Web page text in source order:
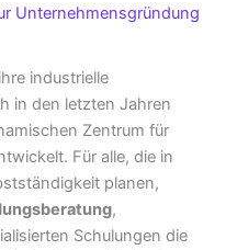
Unternehmensgründung
industrielle
in den letzten Jahren
Zentrum für
Für alle, die in
planen,
,
Schulungen die